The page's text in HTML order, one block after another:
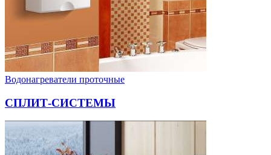
Водонагреватели проточные
СПЛИТ-СИСТЕМЫ